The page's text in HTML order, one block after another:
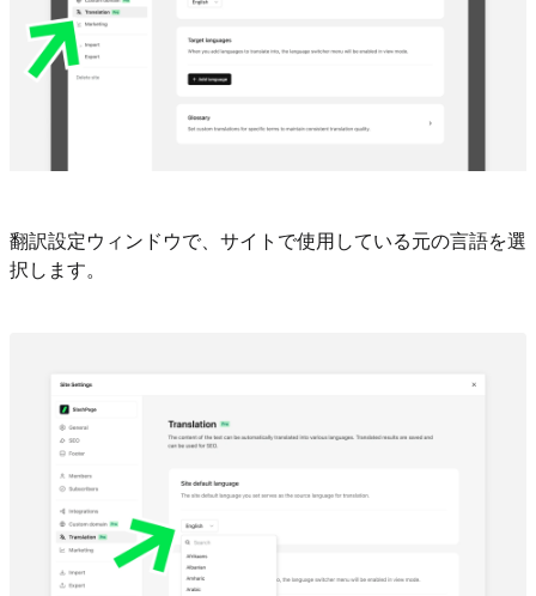
翻訳設定ウィンドウで、サイトで使用している元の言語を選
択します。